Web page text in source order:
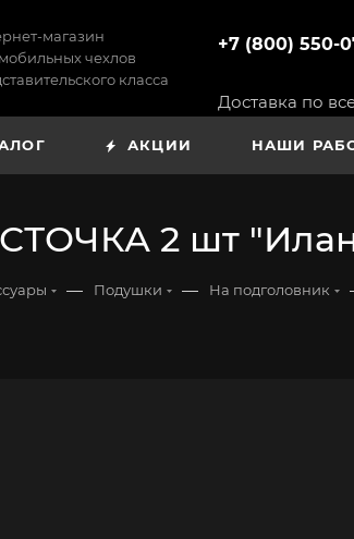
магазин
чехлов
класса
+7 (800) 550-
Доставка по
АКЦИИ НАШИ
2 шт
— Подушки — На подголовник